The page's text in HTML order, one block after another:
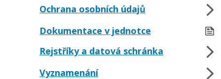
Ochrana osobních údajů
Dokumentace v jednotce
Rejstříky a datová schránka
Vyznamenání